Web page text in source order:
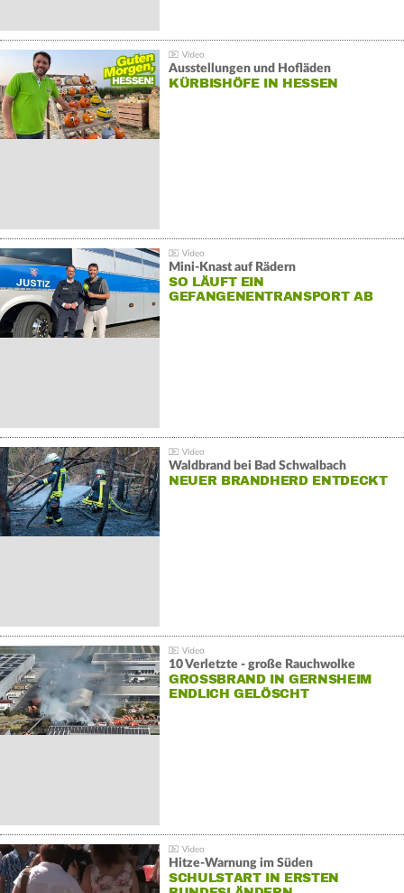
Ausstellungen und Hofläden
KÜRBISHÖFE IN HESSEN
Mini-Knast auf Rädern
SO LÄUFT EIN
GEFANGENENTRANSPORT AB
Waldbrand bei Bad Schwalbach
NEUER BRANDHERD ENTDECKT
10 Verletzte - große Rauchwolke
GROSSBRAND IN GERNSHEIM E
NDLICH GELÖSCHT
Hitze-Warnung im Süden
SCHULSTART IN ERSTEN